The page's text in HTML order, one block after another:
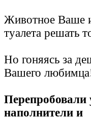
Животное Ваше и
туалета решать
Но гоняясь за
Вашего
Перепробовали
наполнители и